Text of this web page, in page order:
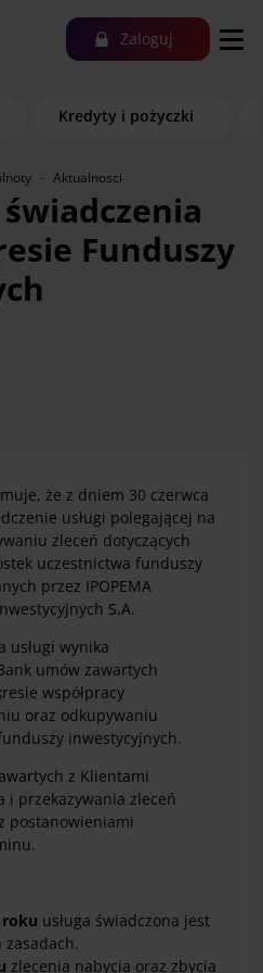
Zaloguj
Kredyty i pożyczki
Aktualnosci
Funduszy
że z dniem 30 czerwca
usługi polegającej na
zleceń dotyczących
uczestnictwa funduszy
przez IPOPEMA
S.A.
usługi wynika
umów zawartych
współpracy
oraz odkupywaniu
inwestycyjnych.
z Klientami
i przekazywania zleceń
postanowieniami
roku usługa świadczona jest
zasadach.
zlecenia nabycia oraz zbycia